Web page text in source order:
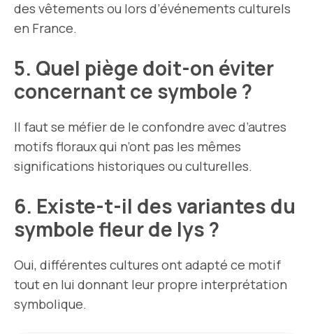
des vêtements ou lors d’événements culturels
en France.
5. Quel piège doit-on éviter
concernant ce symbole ?
Il faut se méfier de le confondre avec d’autres
motifs floraux qui n’ont pas les mêmes
significations historiques ou culturelles.
6. Existe-t-il des variantes du
symbole fleur de lys ?
Oui, différentes cultures ont adapté ce motif
tout en lui donnant leur propre interprétation
symbolique.